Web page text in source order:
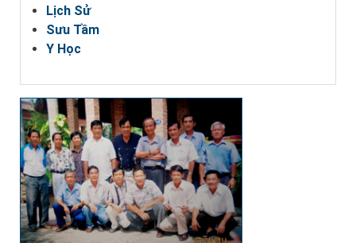
Lịch Sử
Sưu Tầm
Y Học